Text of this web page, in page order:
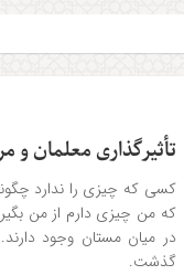
تأثیرگذاری معلمان و
کسی که چیزی را ندارد
که من چیزی دارم از من
در میان مستان وجود
گذشت.